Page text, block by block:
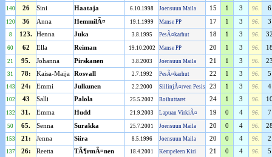
140 26 Sini Haataja 6.10.1998 Joensuun Maila 15 1 3 96. 6
120 36 Anna HemmilÃ¤ 19.1.1999 Manse PP 17 1 3 96. 3
8 123. Henna Juka 3.8.1995 PesÃ¤karhut 18 1 3 96.
60 62 Ella Reiman 19.10.2002 Manse PP 20 1 3 96.
21 95. Johanna Pirskanen 3.8.2003 Joensuun Maila 21 1 3 96.
31 78: Kaisa-Maija Rosvall 2.7.1992 PesÃ¤karhut 22 1 3 96. 5
143 24: Emmi Julkunen 2.2.2000 SiilinjÃ¤rven Pesis 23 1 3 96. 4
102 43 Salli Palola 25.5.2002 Roihuttaret 24 1 3 96.
132 31. Emma Hudd 21.9.2003 Lapuan VirkiÃ¤ 19 0 4 96. 7
50 65. Senna Surakka 25.7.2001 Joensuun Maila 20 0 4 96.
153 21: Jenna Siira 8.5.1996 Joensuun Maila 20 0 4 96. 2
137 26: Reetta TÃ¶rmÃ¤nen 18.4.2001 Kempeleen Kiri 21 0 4 96. 5